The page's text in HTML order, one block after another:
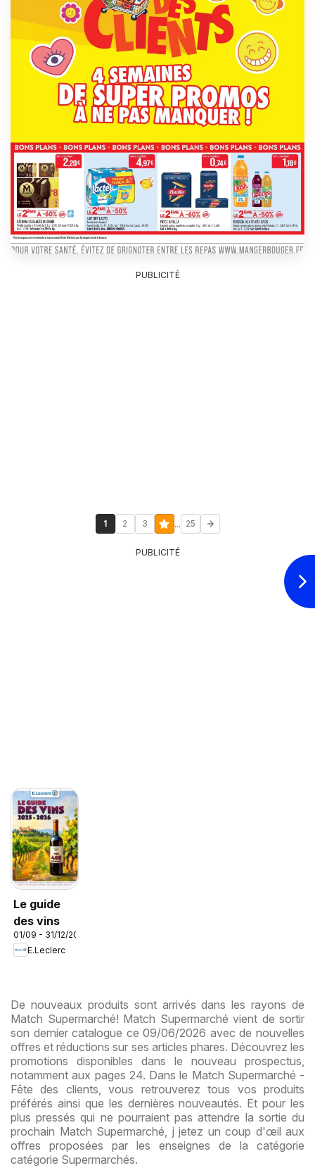
PUBLICITÉ
1 2 3 ... 25
PUBLICITÉ
Le guide
des vins
01/09 - 31/12/2026
E.Leclerc
De nouveaux produits sont arrivés dans les rayons de
Match Supermarché! Match Supermarché vient de sortir
son dernier catalogue ce 09/06/2026 avec de nouvelles
offres et réductions sur ses articles phares. Découvrez les
promotions disponibles dans le nouveau prospectus,
notamment aux pages 24. Dans le Match Supermarché -
Fête des clients, vous retrouverez tous vos produits
préférés ainsi que les dernières nouveautés. Et pour les
plus pressés qui ne pourraient pas attendre la sortie du
prochain Match Supermarché, j jetez un coup d'œil aux
offres proposées par les enseignes de la catégorie
catégorie Supermarchés.